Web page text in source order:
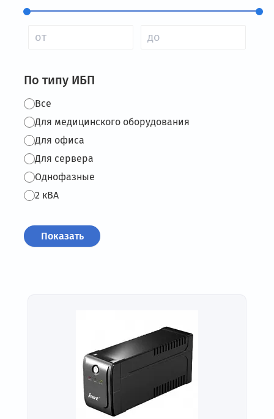
По типу ИБП
Все
Для медицинского оборудования
Для офиса
Для сервера
Однофазные
2 кВА